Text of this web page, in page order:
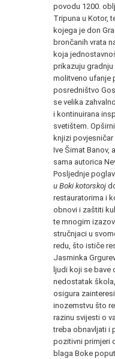
povodu 1200.
Tripuna u Kotor,
kojega je don
brončanih vrata
koja
prikazuju
molitveno ufanje
posredništvo
se velika
i kontinuirana
svetištem.
knjizi
Ive Šimat Banov,
sama autorica
Posljednje
u Boki kotorskoj
restauratorima i
obnovi i zaštiti
te mnogim
stručnjaci u
redu, što ističe
Jasminka
ljudi koji se bave
nedostatak
osigura
inozemstvu što
razinu svijesti o
treba obnavljati i
pozitivni primjeri
blaga Boke